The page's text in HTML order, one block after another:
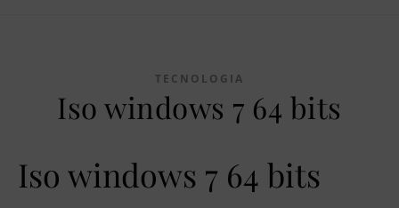
TECNOLOGIA
Iso windows 7 64 bits
Iso windows 7 64 bits